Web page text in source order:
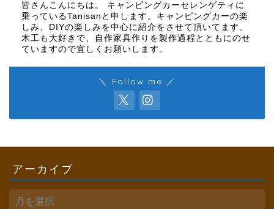
皆さんこんにちは。 キャンピングカーセレンゲティに
乗っているTanisanと申します。キャンピングカーの楽
しみ、DIYの楽しみを中心に紹介をさせて頂いてます。
木工も大好きで、自作家具作りを製作過程とともにのせ
ていますので宜しくお願いします。
＼ Follow me ／
アーカイブ